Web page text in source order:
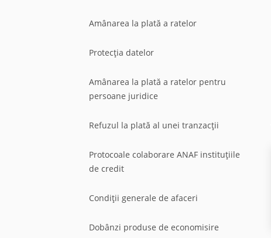
Amânarea la plată a ratelor
Protecția datelor
Amânarea la plată a ratelor pentru
persoane juridice
Refuzul la plată al unei tranzacții
Protocoale colaborare ANAF instituțiile
de credit
Condiții generale de afaceri
Dobânzi produse de economisire